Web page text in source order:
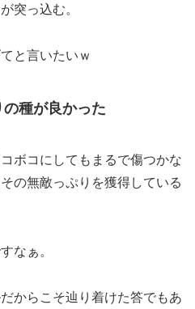
突っ込む。
と言いたいｗ
種が良かった
ボコにしてもまるで傷つかな
の無敵っぷりを獲得している
なぁ。
からこそ辿り着けた答でもあ